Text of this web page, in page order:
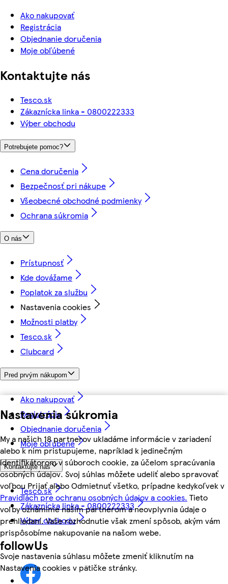
Nastavenia súkromia
My a našich 18 partnerov ukladáme informácie v zariadení
alebo k nim pristupujeme, napríklad k jedinečným
identifikátorom v súboroch cookie, za účelom spracúvania
osobných údajov. Svoj súhlas môžete udeliť alebo spravovať
voľbou Prijať alebo Odmietnuť všetko, prípadne kedykoľvek v
Pravidlách pre ochranu osobných údajov a cookies. Tieto
voľby oznámime našim partnerom a neovplyvnia údaje o
prehliadaní. Vaše rozhodnutie však zmení spôsob, akým vám
prispôsobíme nakupovanie na našom webe.
Svoje nastavenia súhlasu môžete zmeniť kliknutím na
Nastavenia cookies v pätičke stránky.
Ako nakupovať
Registrácia
Objednanie doručenia
Moje obľúbené
Kontaktujte nás
Tesco.sk
Zákaznícka linka - 0800222333
Výber obchodu
Potrebujete pomoc?
Cena doručenia
Bezpečnosť pri nákupe
Všeobecné obchodné podmienky
Ochrana súkromia
O nás
Prístupnosť
Kde dovážame
Poplatok za službu
Nastavenia cookies
Možnosti platby
Tesco.sk
Clubcard
Pred prvým nákupom
Ako nakupovať
Registrácia
Objednanie doručenia
Moje obľúbené
Kontaktujte nás
Tesco.sk
Zákaznícka linka - 0800222333
Výber obchodu
followUs